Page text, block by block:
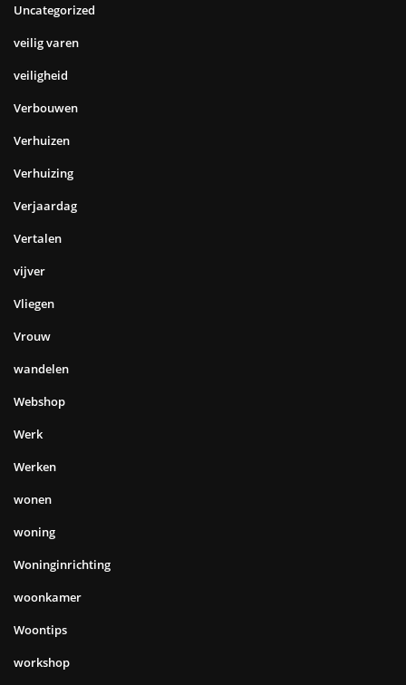
Uncategorized
veilig varen
veiligheid
Verbouwen
Verhuizen
Verhuizing
Verjaardag
Vertalen
vijver
Vliegen
Vrouw
wandelen
Webshop
Werk
Werken
wonen
woning
Woninginrichting
woonkamer
Woontips
workshop